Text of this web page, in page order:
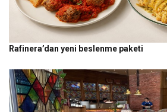
Rafinera’dan yeni beslenme paketi